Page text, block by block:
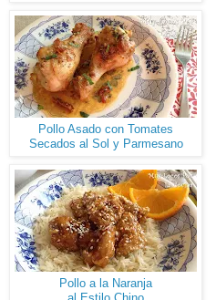
Pollo Asado con Tomates
Secados al Sol y Parmesano
Pollo a la Naranja